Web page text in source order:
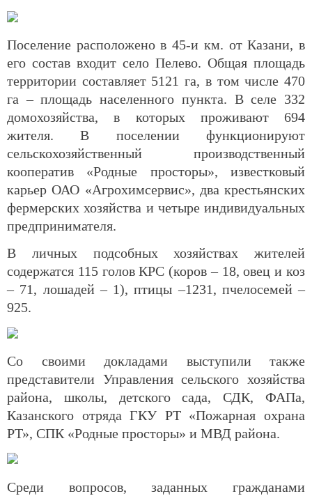
Поселение расположено в 45-и км. от Казани, в
его состав входит село Пелево. Общая площадь
территории составляет 5121 га, в том числе 470
га – площадь населенного пункта. В селе 332
домохозяйства, в которых проживают 694
жителя. В поселении функционируют
сельскохозяйственный производственный
кооператив «Родные просторы», известковый
карьер ОАО «Агрохимсервис», два крестьянских
фермерских хозяйства и четыре индивидуальных
предпринимателя.
В личных подсобных хозяйствах жителей
содержатся 115 голов КРС (коров – 18, овец и коз
– 71, лошадей – 1), птицы –1231, пчелосемей –
925.
Со своими докладами выступили также
представители Управления сельского хозяйства
района, школы, детского сада, СДК, ФАПа,
Казанского отряда ГКУ РТ «Пожарная охрана
РТ», СПК «Родные просторы» и МВД района.
Среди вопросов, заданных гражданами